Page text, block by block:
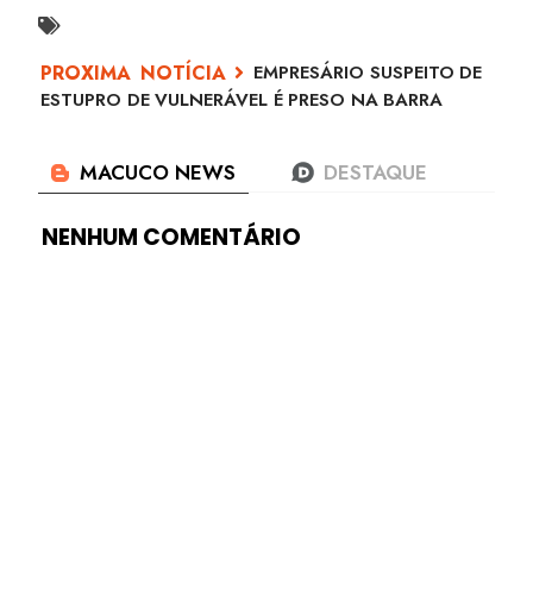
EMPRESÁRIO SUSPEITO DE
ESTUPRO DE VULNERÁVEL É PRESO NA BARRA
NENHUM COMENTÁRIO